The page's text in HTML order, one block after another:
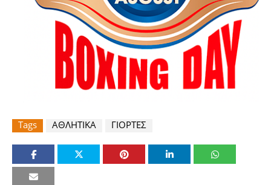
Tags ΑΘΛΗΤΙΚΑ ΓΙΟΡΤΕΣ